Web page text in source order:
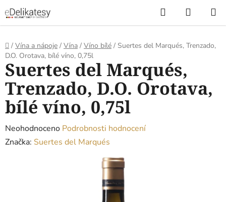
na
obsah
Hledat
KOŠÍK
Domů
/ Vína a nápoje / Vína / Víno bílé / Suertes del Marqués, Trenzado,
D.O. Orotava, bílé víno, 0,75l
Suertes del Marqués,
Trenzado, D.O. Orotava,
bílé víno, 0,75l
Průměrné
hodnocení
Neohodnoceno Podrobnosti hodnocení
Značka: Suertes del Marqués